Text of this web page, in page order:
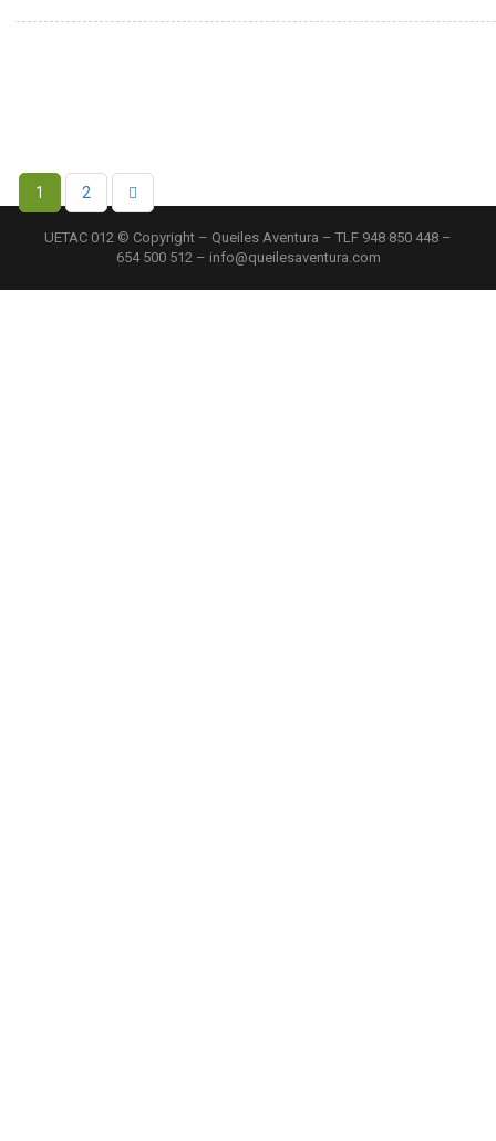
1 2
UETAC 012 © Copyright – Queiles Aventura – TLF 948 850 448 –
654 500 512 – info@queilesaventura.com